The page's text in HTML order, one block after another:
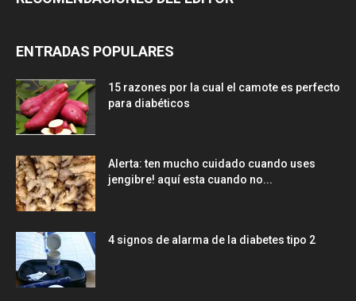
ENTRADAS POPULARES
15 razones por la cual el camote es perfecto
para diabéticos
Alerta: ten mucho cuidado cuando uses
jengibre! aquí esta cuando no...
4 signos de alarma de la diabetes tipo 2